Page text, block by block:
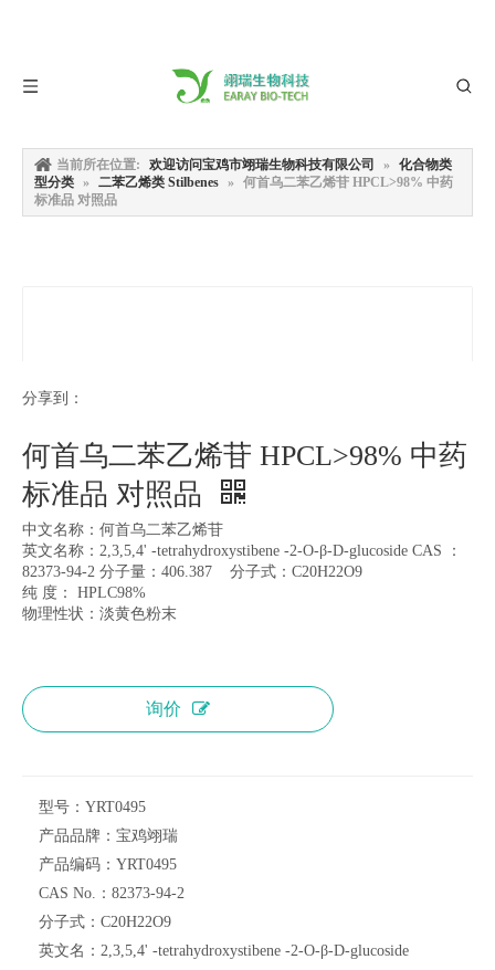
当前所在位置: 欢迎访问宝鸡市翊瑞生物科技有限公司 »
化合物类
型分类 » 二苯乙烯类 Stilbenes »
何首乌二苯乙烯苷 HPCL>98% 中药
标准品 对照品
分享到：
何首乌二苯乙烯苷 HPCL>98% 中药
标准品 对照品
中文名称：何首乌二苯乙烯苷
英文名称：2,3,5,4' -tetrahydroxystibene -2-O-β-D-glucoside CAS ：
82373-94-2 分子量：406.387 分子式：C20H22O9
纯 度： HPLC98%
物理性状：淡黄色粉末
询价
型号： YRT0495
产品品牌： 宝鸡翊瑞
产品编码： YRT0495
CAS No.： 82373-94-2
分子式： C20H22O9
英文名： 2,3,5,4' -tetrahydroxystibene -2-O-β-D-glucoside